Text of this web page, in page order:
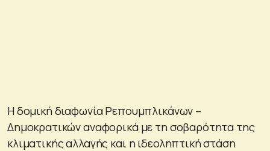
Η δομική διαφωνία Ρεπουμπλικάνων –
Δημοκρατικών αναφορικά με τη σοβαρότητα της
κλιματικής αλλαγής και η ιδεοληπτική στάση